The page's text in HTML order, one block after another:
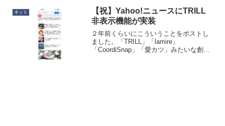
なりがちですが、さすがに0:01だと...
ネット
【祝】Yahoo!ニュースにTRILL
非表示機能が実装
２年前くらいにこういうことをポストし
ました。「TRILL」「lamire」
「CoordiSnap」「愛カツ」みたいな創作